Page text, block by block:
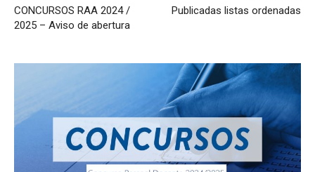
CONCURSOS RAA 2024 /
2025 – Aviso de abertura
Publicadas listas ordenadas